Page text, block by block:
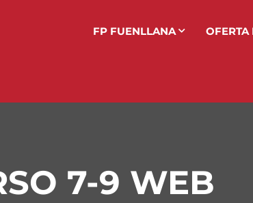
FP FUENLLANA OFERTA
7-9 WEB